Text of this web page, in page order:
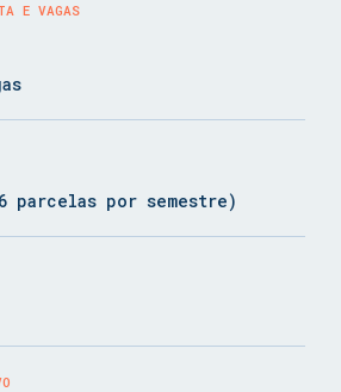
E VAGAS
parcelas por semestre)